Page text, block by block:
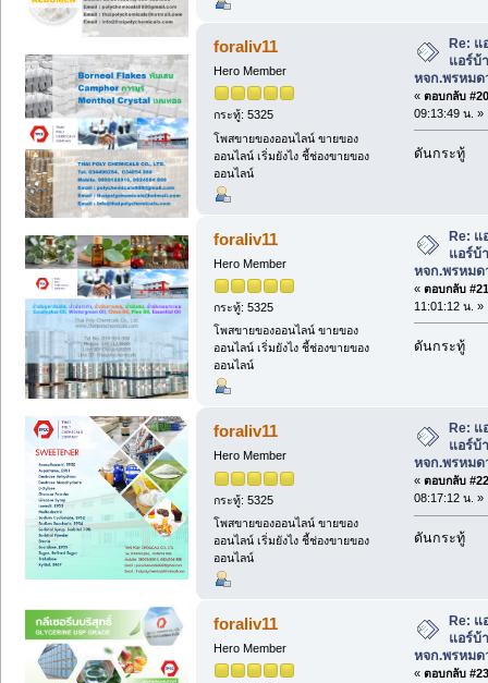
foraliv11
Hero Member
กระทู้: 5325
โพสขายของออนไลน์ ขายของ
ออนไลน์ เริ่มยังไง ชี้ช่องขายของ
ออนไลน์
Re:
แอร์บ้
หจก.พรหมด
« ตอบกลับ
09:13:49 น. »
ดันกระทู้
foraliv11
Hero Member
กระทู้: 5325
โพสขายของออนไลน์ ขายของ
ออนไลน์ เริ่มยังไง ชี้ช่องขายของ
ออนไลน์
Re: แ
แอร์บ้
หจก.พรหมด
« ตอบกลับ
11:01:12 น. »
ดันกระทู้
foraliv11
Hero Member
กระทู้: 5325
โพสขายของออนไลน์ ขายของ
ออนไลน์ เริ่มยังไง ชี้ช่องขายของ
ออนไลน์
Re:
แอร์บ้
หจก.พรหมด
« ตอบกลับ
08:17:12 น. »
ดันกระทู้
foraliv11
Hero Member
Re:
แอร์บ้
หจก.พรหมด
« ตอบกลับ